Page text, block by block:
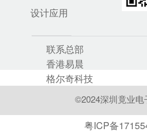
设计应用
联系总部
香港易晨
格尔奇科技
©2024深圳竟业电
粤ICP备